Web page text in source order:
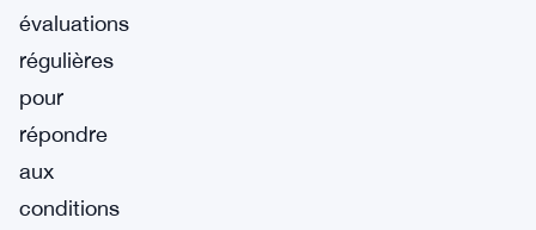
évaluations
régulières
pour
répondre
aux
conditions